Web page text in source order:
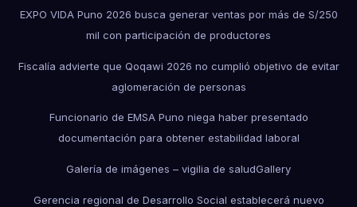
EXPO VIDA Puno 2026 busca generar ventas por más de S/250
mil con participación de productores
Fiscalía advierte que Qoqawi 2026 no cumplió objetivo de evitar
aglomeración de personas
Funcionario de EMSA Puno niega haber presentado
documentación para obtener estabilidad laboral
Galería de imágenes – vigilia de saludGallery
Gerencia regional de Desarrollo Social establecerá nuevo